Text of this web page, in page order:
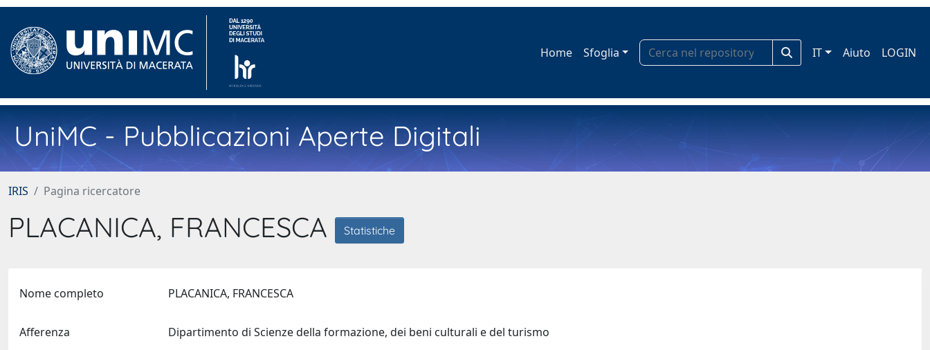
Home Sfoglia IT Aiuto LOGIN
UniMC - Pubblicazioni Aperte Digitali
IRIS Pagina ricercatore
PLACANICA, FRANCESCA Statistiche
Nome completo PLACANICA, FRANCESCA
Afferenza Dipartimento di Scienze della formazione, dei beni culturali e del turismo